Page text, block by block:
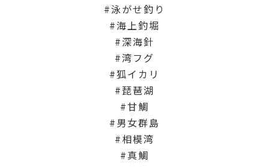
泳がせ釣り
海上釣堀
深海針
湾フグ
狐イカリ
琵琶湖
甘鯛
男女群島
相模湾
真鯛